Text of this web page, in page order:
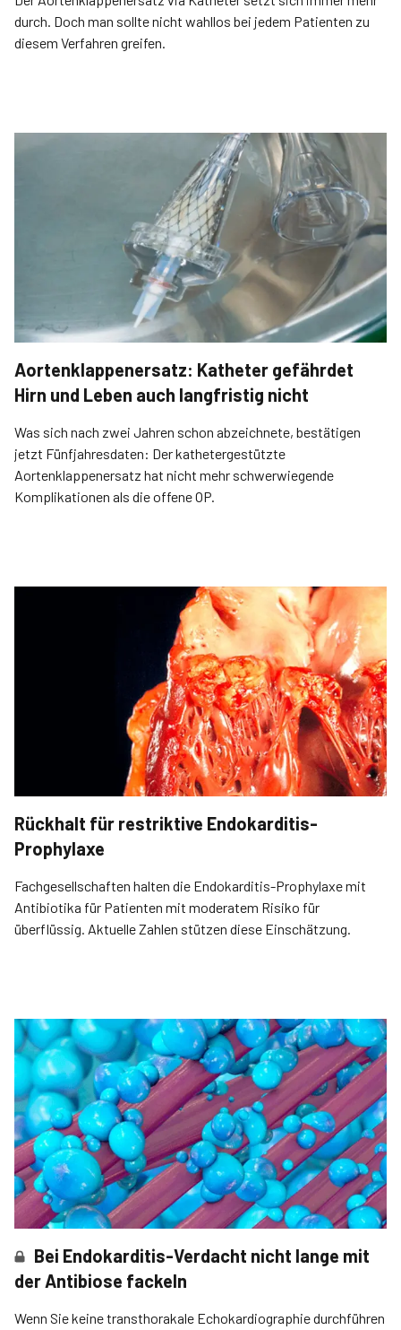
durch. Doch man sollte nicht wahllos bei jedem Patienten zu
diesem Verfahren greifen.
Aortenklappenersatz: Katheter gefährdet
Hirn und Leben auch langfristig nicht
Was sich nach zwei Jahren schon abzeichnete, bestätigen
jetzt Fünfjahresdaten: Der kathetergestützte
Aortenklappenersatz hat nicht mehr schwerwiegende
Komplikationen als die offene OP.
Rückhalt für restriktive Endokarditis-
Prophylaxe
Fachgesellschaften halten die Endokarditis-Prophylaxe mit
Antibiotika für Patienten mit moderatem Risiko für
überflüssig. Aktuelle Zahlen stützen diese Einschätzung.
Bei Endokarditis-Verdacht nicht lange mit
der Antibiose fackeln
Wenn Sie keine trans­thorakale Echokardiographie durchführen